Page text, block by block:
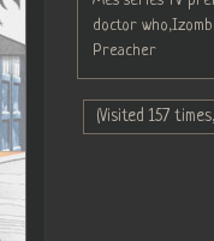
doctor
Preacher
(Visited 157